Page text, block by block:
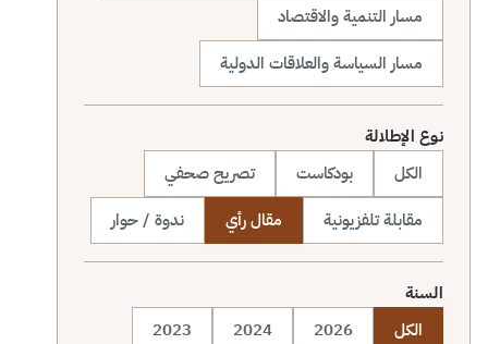
مسار التنمية والاقتصاد
مسار السياسة والعلاقات الدولية
نوع الإطلالة
الكل
بودكاست
تصريح صحفي
مقابلة تلفزيونية
مقال رأي ندوة / حوار
السنة
الكل
2026
2024
2023